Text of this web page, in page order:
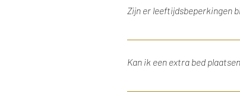
Zijn er leeftijdsbeperkingen
Ja, om het apartment hotel
Kan ik een extra bed
Het is het niet mogelijk om